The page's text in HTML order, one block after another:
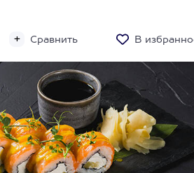
Сравнить В